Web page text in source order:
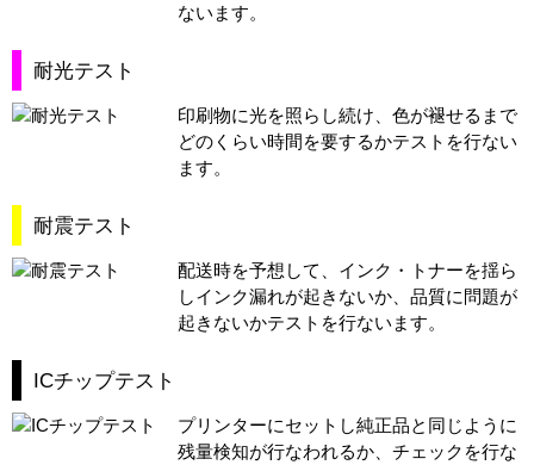
ないます。
耐光テスト
印刷物に光を照らし続け、色が褪せるまで
どのくらい時間を要するかテストを行ない
ます。
耐震テスト
配送時を予想して、インク・トナーを揺ら
しインク漏れが起きないか、品質に問題が
起きないかテストを行ないます。
ICチップテスト
プリンターにセットし純正品と同じように
残量検知が行なわれるか、チェックを行な